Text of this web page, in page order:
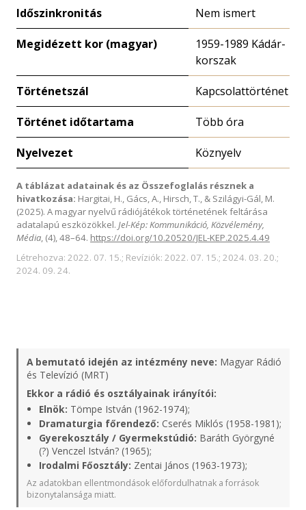
Időszinkronitás Nem ismert
Megidézett kor (magyar)
1959-1989 Kádár-
korszak
Történetszál Kapcsolattörténet
Történet időtartama Több óra
Nyelvezet Köznyelv
A táblázat adatainak és az Összefoglalás résznek a
hivatkozása: Hargitai, H., Gács, A., Hirsch, T., & Szilágyi-Gál, M.
(2025). A magyar nyelvű rádiójátékok történetének feltárása
adatalapú eszközökkel. Jel-Kép: Kommunikáció, Közvélemény,
Média, (4), 48–64. https://doi.org/10.20520/JEL-KEP.2025.4.49
Létrehozva: 2022. 07. 15.; Revíziók: 2022. 07. 15.; 2024. 03. 20.;
2024. 09. 24.
A bemutató idején az intézmény neve: Magyar Rádió
és Televízió (MRT)
Ekkor a rádió és osztályainak irányítói:
Elnök: Tömpe István (1962-1974);
Dramaturgia főrendező: Cserés Miklós (1958-1981);
Gyerekosztály / Gyermekstúdió: Baráth Györgyné
(?) Venczel István? (1965);
Irodalmi Főosztály: Zentai János (1963-1973);
Az adatokban ellentmondások előfordulhatnak a források
bizonytalansága miatt.